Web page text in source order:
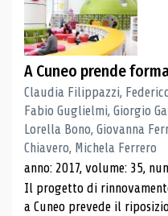
A Cuneo prende
Claudia Filippazzi,
Fabio Guglielmi, Giorgio
Lorella Bono, Giovanna
Chiavero, Michela Ferrero
anno: 2017, volume: 35,
Il progetto di
a Cuneo prevede il